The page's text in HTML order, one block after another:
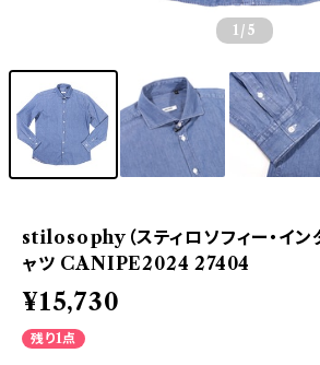
1 /5
stilosophy（スティロソフィー・イン
ャツ CANIPE2024 27404
¥15,730
残り1点